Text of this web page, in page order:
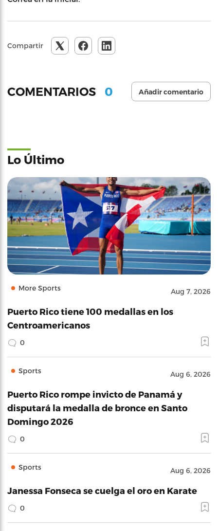
Compartir
COMENTARIOS 0 Añadir comentario
Lo Último
More Sports Aug 7, 2026
Puerto Rico tiene 100 medallas en los
Centroamericanos
0
Sports Aug 6, 2026
Puerto Rico rompe invicto de Panamá y
disputará la medalla de bronce en Santo
Domingo 2026
0
Sports Aug 6, 2026
Janessa Fonseca se cuelga el oro en Karate
0